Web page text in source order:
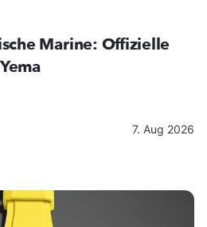
Marine: Offizielle
7. Aug 2026